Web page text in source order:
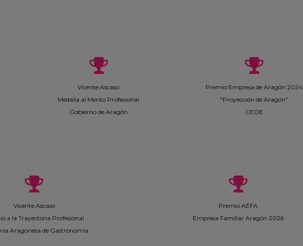
Vicente Ascaso
Medalla al Mérito Profesional
Gobierno de Aragón
Premio Empresa de Aragón 2024
"Proyección de Aragón"
CEOE
Vicente Ascaso
a la Trayectoria Profesional
Aragonesa de Gastronomía
Premio AEFA
Empresa Familiar Aragón 2026